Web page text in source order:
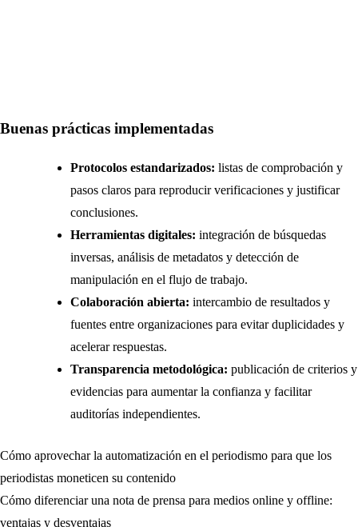
Buenas prácticas implementadas
Protocolos estandarizados: listas de comprobación y
pasos claros para reproducir verificaciones y justificar
conclusiones.
Herramientas digitales: integración de búsquedas
inversas, análisis de metadatos y detección de
manipulación en el flujo de trabajo.
Colaboración abierta: intercambio de resultados y
fuentes entre organizaciones para evitar duplicidades y
acelerar respuestas.
Transparencia metodológica: publicación de criterios y
evidencias para aumentar la confianza y facilitar
auditorías independientes.
Navegación
de
Cómo aprovechar la automatización en el periodismo para que los
periodistas moneticen su contenido
Cómo diferenciar una nota de prensa para medios online y offline:
ventajas y desventajas